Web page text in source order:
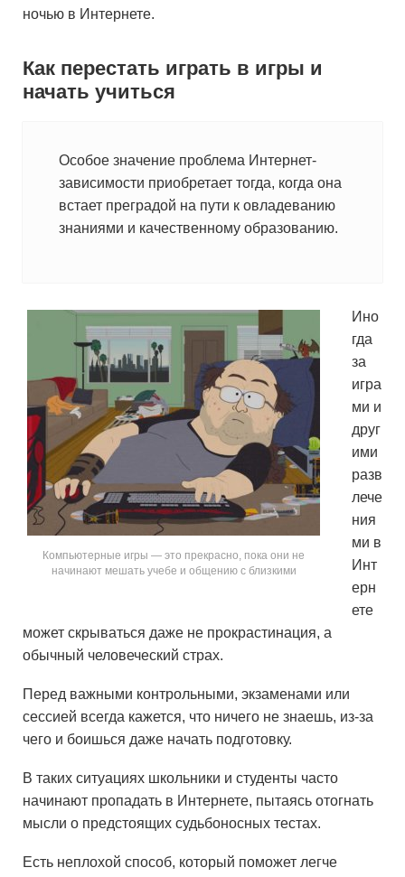
ночью в Интернете.
Как перестать играть в игры и
начать учиться
Особое значение проблема Интернет-
зависимости приобретает тогда, когда она
встает преградой на пути к овладеванию
знаниями и качественному образованию.
Компьютерные игры — это прекрасно, пока они не
начинают мешать учебе и общению с близкими
Ино
гда
за
игра
ми и
друг
ими
разв
лече
ния
ми в
Инт
ерн
ете
может скрываться даже не прокрастинация, а
обычный человеческий страх.
Перед важными контрольными, экзаменами или
сессией всегда кажется, что ничего не знаешь, из-за
чего и боишься даже начать подготовку.
В таких ситуациях школьники и студенты часто
начинают пропадать в Интернете, пытаясь отогнать
мысли о предстоящих судьбоносных тестах.
Есть неплохой способ, который поможет легче